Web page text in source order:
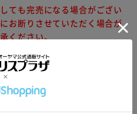
ても完売になる場合がござい
お断りさせていただく場合が
ください。